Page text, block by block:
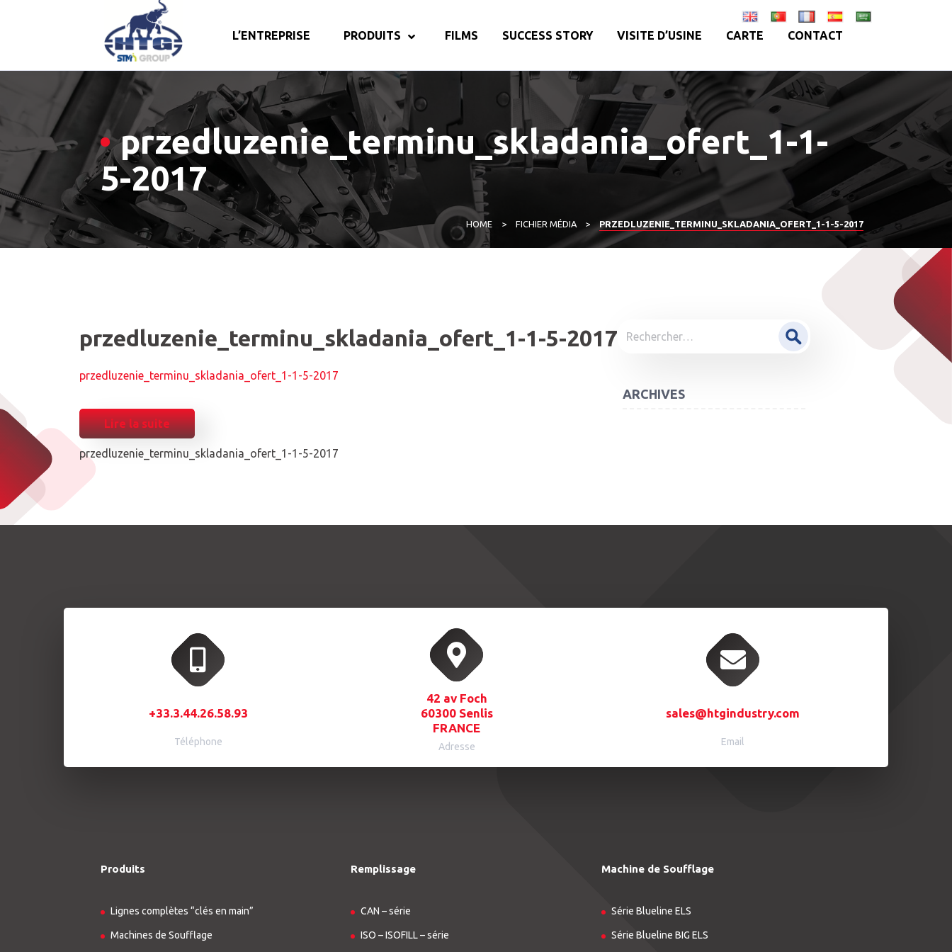
L’ENTREPRISE PRODUITS FILMS SUCCESS STORY VISITE D’USINE CARTE CONTACT
przedluzenie_terminu_skladania_ofert_1-1-
5-2017
HOME > FICHIER MÉDIA > PRZEDLUZENIE_TERMINU_SKLADANIA_OFERT_1-1-5-2017
przedluzenie_terminu_skladania_ofert_1-1-5-2017
przedluzenie_terminu_skladania_ofert_1-1-5-2017
Lire la suite
NAVIGATION
przedluzenie_terminu_skladania_ofert_1-1-5-2017
ARCHIVES
+33.3.44.26.58.93
Téléphone
42 av Foch
60300 Senlis
FRANCE
Adresse
sales@htgindustry.com
Email
Produits
Lignes complètes “clés en main”
Machines de Soufflage
Remplissage
CAN – série
ISO – ISOFILL – série
Machine de Soufflage
Série Blueline ELS
Série Blueline BIG ELS